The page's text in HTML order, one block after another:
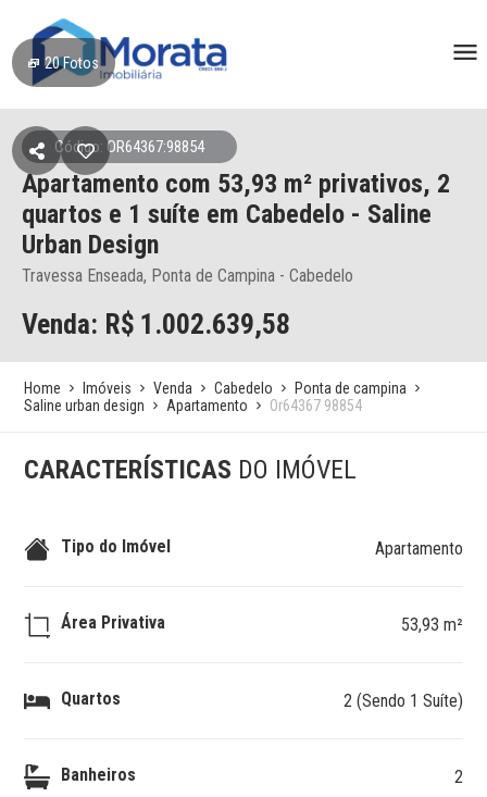
20Fotos
Código: OR64367:98854
Apartamento com 53,93 m² privativos, 2
quartos e 1 suíte em Cabedelo - Saline
Urban Design
Travessa Enseada, Ponta de Campina - Cabedelo
Venda: R$ 1.002.639,58
Home Imóveis Venda Cabedelo
Ponta de campina
Saline urban design
Apartamento Or64367 98854
CARACTERÍSTICAS DO IMÓVEL
Tipo do Imóvel Apartamento
Área Privativa 53,93 m²
Quartos 2 (Sendo 1 Suíte)
Banheiros 2